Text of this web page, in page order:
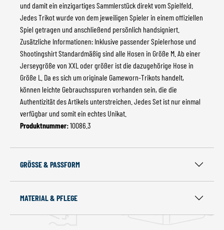
und damit ein einzigartiges Sammlerstück direkt vom Spielfeld.
Jedes Trikot wurde von dem jeweiligen Spieler in einem offiziellen
Spiel getragen und anschließend persönlich handsigniert.
Zusätzliche Informationen: Inklusive passender Spielerhose und
Shootingshirt Standardmäßig sind alle Hosen in Größe M. Ab einer
Jerseygröße von XXL oder größer ist die dazugehörige Hose in
Größe L. Da es sich um originale Gameworn-Trikots handelt,
können leichte Gebrauchsspuren vorhanden sein, die die
Authentizität des Artikels unterstreichen. Jedes Set ist nur einmal
verfügbar und somit ein echtes Unikat.
Produktnummer:10086.3
GRÖSSE & PASSFORM
MATERIAL & PFLEGE